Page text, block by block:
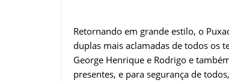
Retornando em grande estilo, o
duplas mais aclamadas de todos os
George Henrique e Rodrigo e
presentes, e para segurança de